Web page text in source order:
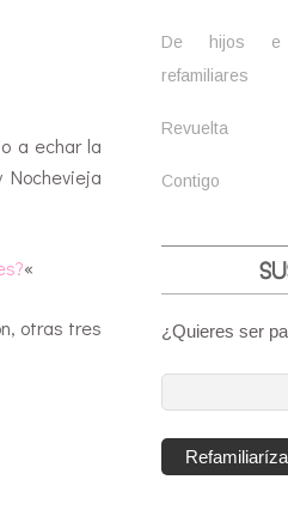
a echar la
Nochevieja
«
otras tres
De hijos e
refamiliares
Revuelta
Contigo
¿Quieres ser
correo
electrónico: